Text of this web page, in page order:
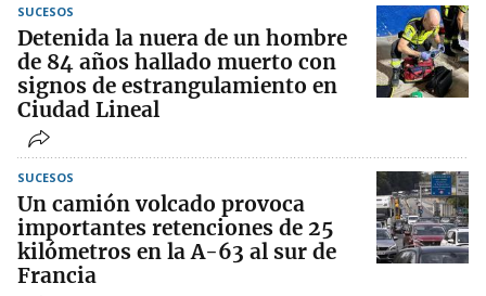
SUCESOS
Detenida la nuera de un hombre
de 84 años hallado muerto con
signos de estrangulamiento en
Ciudad Lineal
SUCESOS
Un camión volcado provoca
importantes retenciones de 25
kilómetros en la A-63 al sur de
Francia